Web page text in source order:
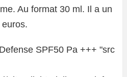
Au format 30 ml. Il a un